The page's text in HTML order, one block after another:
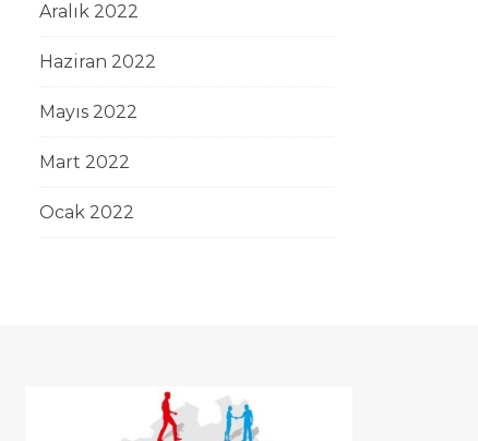
Aralık 2022
Haziran 2022
Mayıs 2022
Mart 2022
Ocak 2022